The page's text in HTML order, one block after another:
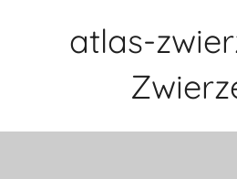
atlas-